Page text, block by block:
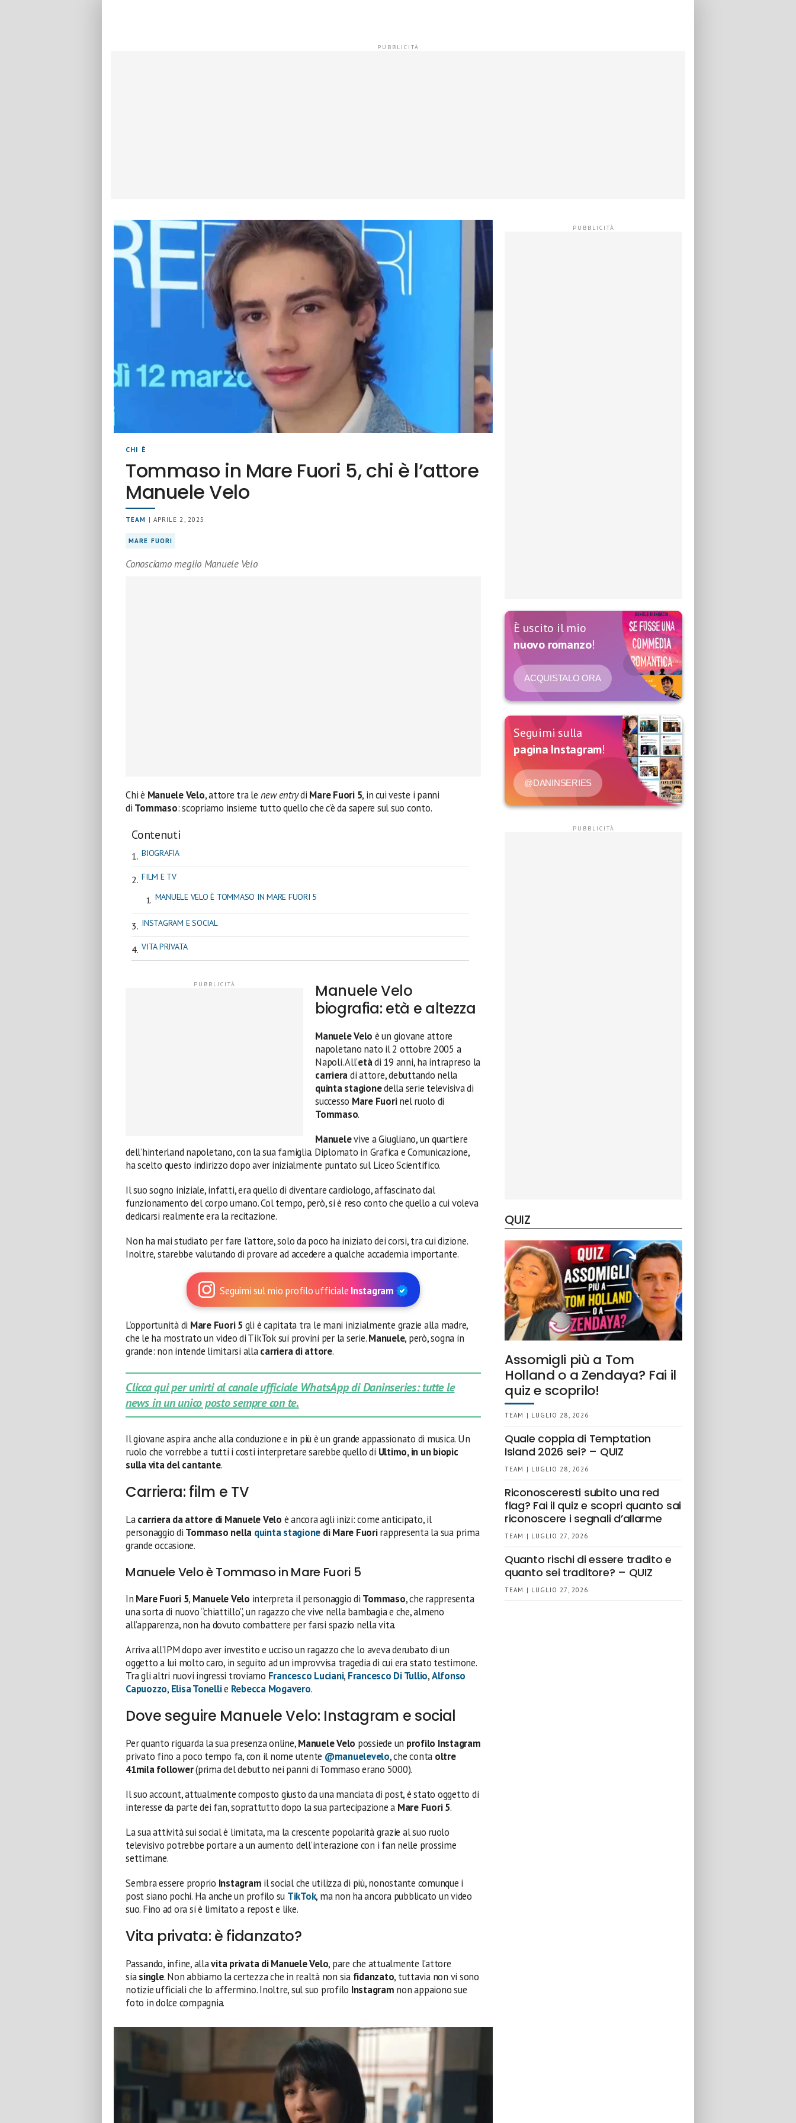
CHI È
Tommaso in Mare Fuori 5, chi è l’attore
Manuele Velo
TEAM | APRILE 2, 2025
MARE FUORI
Conosciamo meglio Manuele Velo
Chi è Manuele Velo, attore tra le new entrydi Mare Fuori 5, in cui veste i panni
di Tommaso: scopriamo insieme tutto quello che c’è da sapere sul suo conto.
Contenuti
BIOGRAFIA
FILM E TV
MANUELE VELO È TOMMASO IN MARE FUORI 5
INSTAGRAM E SOCIAL
VITA PRIVATA
Manuele Velo
biografia: età e altezza
Manuele Velo è un giovane attore
napoletano nato il 2 ottobre 2005 a
Napoli. All’etàdi 19 anni, ha intrapreso la
carrieradi attore, debuttando nella
quinta stagionedella serie televisiva di
successo Mare Fuorinel ruolo di
Tommaso.
Manuelevive a Giugliano, un quartiere
dell’hinterland napoletano, con la sua famiglia. Diplomato in Grafica e Comunicazione,
ha scelto questo indirizzo dopo aver inizialmente puntato sul Liceo Scientifico.
Il suo sogno iniziale, infatti, era quello di diventare cardiologo, affascinato dal
funzionamento del corpo umano. Col tempo, però, si è reso conto che quello a cui voleva
dedicarsi realmente era la recitazione.
Non ha mai studiato per fare l’attore, solo da poco ha iniziato dei corsi, tra cui dizione.
Inoltre, starebbe valutando di provare ad accedere a qualche accademia importante.
Seguimi sul mio profilo ufficiale Instagram
L’opportunità di Mare Fuori 5 gli è capitata tra le mani inizialmente grazie alla madre,
che le ha mostrato un video di TikTok sui provini per la serie.Manuele, però, sogna in
grande: non intende limitarsi allacarriera di attore.
Clicca qui per unirti al canale ufficiale WhatsApp di Daninseries: tutte le
news in un unico posto sempre con te.
Il giovane aspira anche alla conduzione e in più è un grande appassionato di musica. Un
ruolo che vorrebbe a tutti i costi interpretare sarebbe quello di Ultimo, in un biopic
sulla vita del cantante.
Carriera: film e TV
Lacarriera da attore di Manuele Velo è ancora agli inizi: come anticipato, il
personaggio di Tommaso nella quinta stagione di Mare Fuorirappresenta la sua prima
grande occasione.
Manuele Velo è Tommaso in Mare Fuori 5
In Mare Fuori 5, Manuele Velo interpreta il personaggio di Tommaso, che rappresenta
una sorta di nuovo “chiattillo”, un ragazzo che vive nella bambagia e che, almeno
all’apparenza, non ha dovuto combattere per farsi spazio nella vita.
Arriva all’IPM dopo aver investito e ucciso un ragazzo che lo aveva derubato di un
oggetto a lui molto caro, in seguito ad un improvvisa tragedia di cui era stato testimone.
Tra gli altri nuovi ingressi troviamo Francesco Luciani, Francesco Di Tullio,Alfonso
Capuozzo, Elisa Tonellie Rebecca Mogavero.
Dove seguire Manuele Velo: Instagram e social
Per quanto riguarda la sua presenza online,Manuele Velo possiede un profilo Instagram
privato fino a poco tempo fa, con il nome utente @manuelevelo, che conta oltre
41mila follower(prima del debutto nei panni di Tommaso erano 5000).
Il suo account, attualmente composto giusto da una manciata di post, è stato oggetto di
interesse da parte dei fan, soprattutto dopo la sua partecipazione a Mare Fuori 5.
La sua attività sui social è limitata, ma la crescente popolarità grazie al suo ruolo
televisivo potrebbe portare a un aumento dell’interazione con i fan nelle prossime
settimane.
Sembra essere proprio Instagram il social che utilizza di più, nonostante comunque i
post siano pochi. Ha anche un profilo su TikTok, ma non ha ancora pubblicato un video
suo. Fino ad ora si è limitato a repost e like.
Vita privata: è fidanzato?
Passando, infine, allavita privata diManuele Velo, pare che attualmente l’attore
siasingle. Non abbiamo la certezza che in realtà non sia fidanzato, tuttavia non vi sono
notizie ufficiali che lo affermino. Inoltre, sul suo profilo Instagram non appaiono sue
foto in dolce compagnia.
È uscito il mio
nuovo romanzo!
ACQUISTALO ORA
Seguimi sulla
pagina Instagram!
@DANINSERIES
QUIZ
Assomigli più a Tom
Holland o a Zendaya? Fai il
quiz e scoprilo!
TEAM | LUGLIO 28, 2026
Quale coppia di Temptation
Island 2026 sei? – QUIZ
TEAM | LUGLIO 28, 2026
Riconosceresti subito una red
flag? Fai il quiz e scopri quanto sai
riconoscere i segnali d’allarme
TEAM | LUGLIO 27, 2026
Quanto rischi di essere tradito e
quanto sei traditore? – QUIZ
TEAM | LUGLIO 27, 2026